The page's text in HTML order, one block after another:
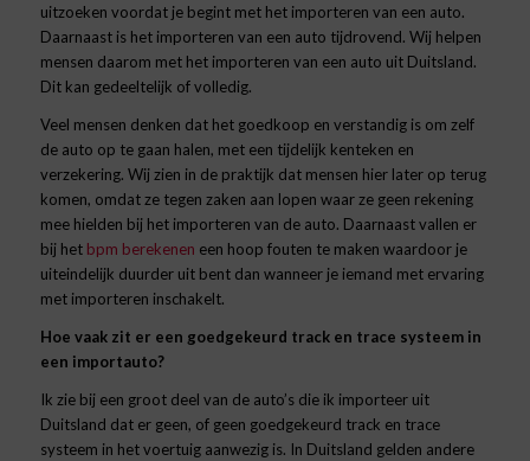
uitzoeken voordat je begint met het importeren van een auto.
Daarnaast is het importeren van een auto tijdrovend. Wij helpen
mensen daarom met het importeren van een auto uit Duitsland.
Dit kan gedeeltelijk of volledig.
Veel mensen denken dat het goedkoop en verstandig is om zelf
de auto op te gaan halen, met een tijdelijk kenteken en
verzekering. Wij zien in de praktijk dat mensen hier later op terug
komen, omdat ze tegen zaken aan lopen waar ze geen rekening
mee hielden bij het importeren van de auto. Daarnaast vallen er
bij het bpm berekenen een hoop fouten te maken waardoor je
uiteindelijk duurder uit bent dan wanneer je iemand met ervaring
met importeren inschakelt.
Hoe vaak zit er een goedgekeurd track en trace systeem in
een importauto?
Ik zie bij een groot deel van de auto’s die ik importeer uit
Duitsland dat er geen, of geen goedgekeurd track en trace
systeem in het voertuig aanwezig is. In Duitsland gelden andere